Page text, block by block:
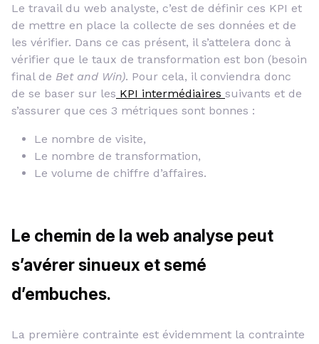
Le travail du web analyste, c’est de définir ces KPI et
de mettre en place la collecte de ses données et de
les vérifier. Dans ce cas présent, il s’attelera donc à
vérifier que le taux de transformation est bon (besoin
final de Bet and Win). Pour cela, il conviendra donc
de se baser sur les KPI intermédiaires suivants et de
s’assurer que ces 3 métriques sont bonnes :
Le nombre de visite,
Le nombre de transformation,
Le volume de chiffre d’affaires.
Le chemin de la web analyse peut
s’avérer sinueux et semé
d’embuches.
La première contrainte est évidemment la contrainte